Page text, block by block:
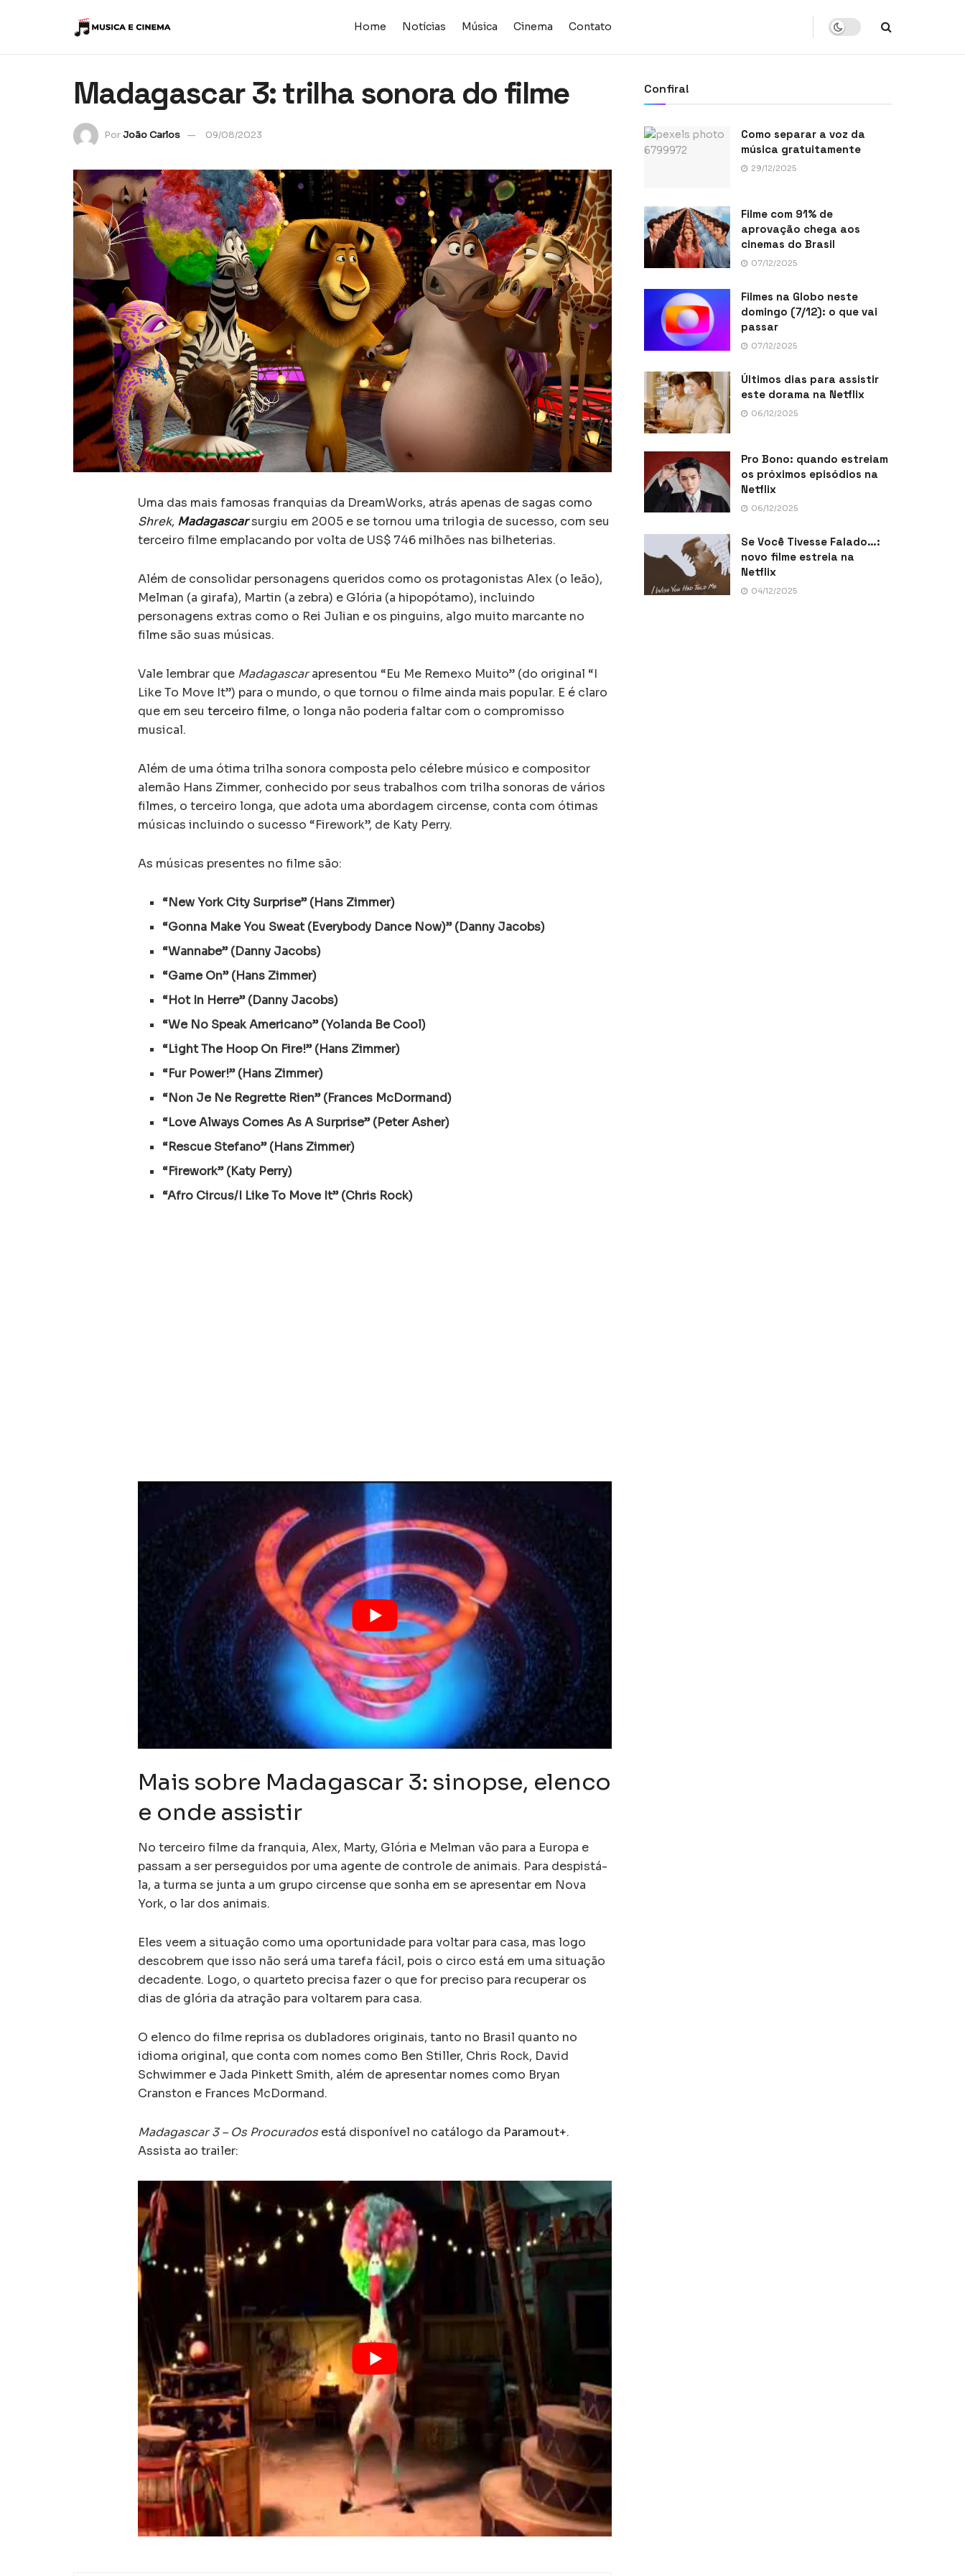
Home Notícias Música Cinema Contato
Madagascar 3: trilha sonora do filme
PorJoão Carlos 09/08/2023
Uma das mais famosas franquias da DreamWorks, atrás apenas de sagas como
Shrek, Madagascarsurgiu em 2005 e se tornou uma trilogia de sucesso, com seu
terceiro filme emplacando por volta de US$ 746 milhões nas bilheterias.
Além de consolidar personagens queridos como os protagonistas Alex (o leão),
Melman (a girafa), Martin (a zebra) e Glória (a hipopótamo), incluindo
personagens extras como o Rei Julian e os pinguins, algo muito marcante no
filme são suas músicas.
Vale lembrar que Madagascarapresentou “Eu Me Remexo Muito” (do original “I
Like To Move It”) para o mundo, o que tornou o filme ainda mais popular. E é claro
que em seu terceiro filme, o longa não poderia faltar com o compromisso
musical.
Além de uma ótima trilha sonora composta pelo célebre músico e compositor
alemão Hans Zimmer, conhecido por seus trabalhos com trilha sonoras de vários
filmes, o terceiro longa, que adota uma abordagem circense, conta com ótimas
músicas incluindo o sucesso “Firework”, de Katy Perry.
As músicas presentes no filme são:
“New York City Surprise” (Hans Zimmer)
“Gonna Make You Sweat (Everybody Dance Now)” (Danny Jacobs)
“Wannabe” (Danny Jacobs)
“Game On” (Hans Zimmer)
“Hot In Herre” (Danny Jacobs)
“We No Speak Americano” (Yolanda Be Cool)
“Light The Hoop On Fire!” (Hans Zimmer)
“Fur Power!” (Hans Zimmer)
“Non Je Ne Regrette Rien” (Frances McDormand)
“Love Always Comes As A Surprise” (Peter Asher)
“Rescue Stefano” (Hans Zimmer)
“Firework” (Katy Perry)
“Afro Circus/I Like To Move It” (Chris Rock)
Mais sobre Madagascar 3: sinopse, elenco
e onde assistir
No terceiro filme da franquia, Alex, Marty, Glória e Melman vão para a Europa e
passam a ser perseguidos por uma agente de controle de animais. Para despistá-
la, a turma se junta a um grupo circense que sonha em se apresentar em Nova
York, o lar dos animais.
Eles veem a situação como uma oportunidade para voltar para casa, mas logo
descobrem que isso não será uma tarefa fácil, pois o circo está em uma situação
decadente. Logo, o quarteto precisa fazer o que for preciso para recuperar os
dias de glória da atração para voltarem para casa.
O elenco do filme reprisa os dubladores originais, tanto no Brasil quanto no
idioma original, que conta com nomes como Ben Stiller, Chris Rock, David
Schwimmer e Jada Pinkett Smith, além de apresentar nomes como Bryan
Cranston e Frances McDormand.
Madagascar 3 – Os Procurados está disponível no catálogo da Paramout+.
Assista ao trailer:
Confira!
Como separar a voz da
música gratuitamente
29/12/2025
Filme com 91% de
aprovação chega aos
cinemas do Brasil
07/12/2025
Filmes na Globo neste
domingo (7/12): o que vai
passar
07/12/2025
Últimos dias para assistir
este dorama na Netflix
06/12/2025
Pro Bono: quando estreiam
os próximos episódios na
Netflix
06/12/2025
Se Você Tivesse Falado…:
novo filme estreia na
Netflix
04/12/2025